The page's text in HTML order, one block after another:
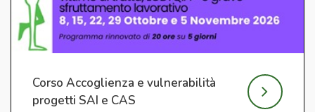
Corso Accoglienza e vulnerabilità
progetti SAI e CAS